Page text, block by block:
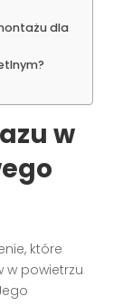
dla
w
które
w powietrzu